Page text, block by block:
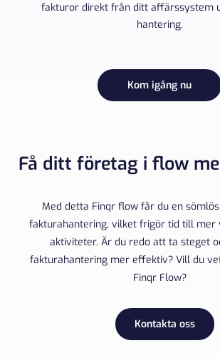
fakturor direkt från ditt affärssystem
hantering.
Kom igång nu
Få ditt företag i flow
Med detta Finqr flow får du en
fakturahantering, vilket frigör tid till mer
aktiviteter. Är du redo att ta steget
fakturahantering mer effektiv? Vill du
Finqr Flow?
Kontakta oss